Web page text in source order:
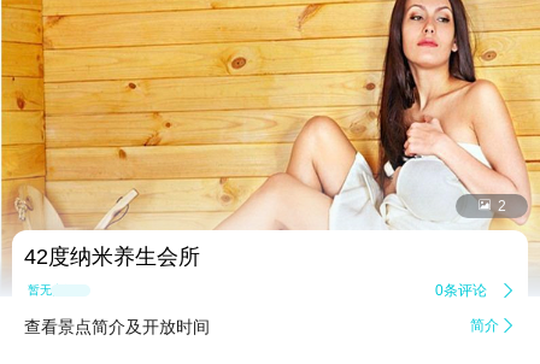
 2
42度纳米养生会所
暂无点评 0条评论 
查看景点简介及开放时间 简介 
